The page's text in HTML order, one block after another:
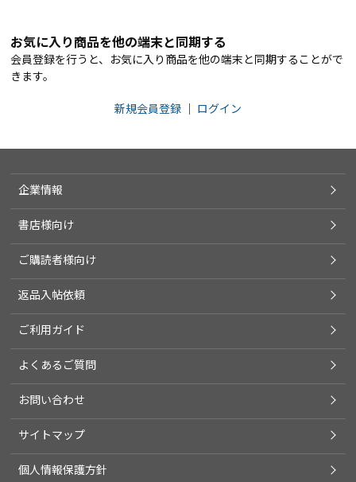
お気に入り商品を他の端末と同期する
会員登録を行うと、お気に入り商品を他の端末と同期することがで
きます。
新規会員登録 ｜ ログイン
企業情報
書店様向け
ご購読者様向け
返品入帖依頼
ご利用ガイド
よくあるご質問
お問い合わせ
サイトマップ
個人情報保護方針